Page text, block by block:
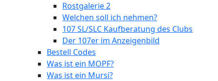
Rostgalerie 2
Welchen soll ich nehmen?
107 SL/SLC Kaufberatung des Clubs
Der 107er im Anzeigenbild
Bestell Codes
Was ist ein MOPF?
Was ist ein Mursi?